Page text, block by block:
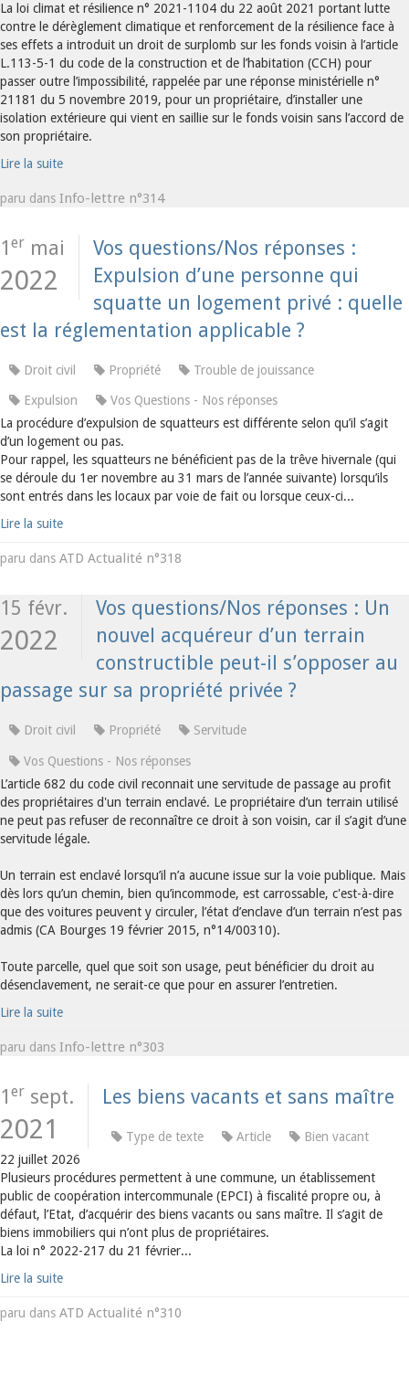
La loi climat et résilience n° 2021-1104 du 22 août 2021 portant lutte
contre le dérèglement climatique et renforcement de la résilience face à
ses effets a introduit un droit de surplomb sur les fonds voisin à l’article
L.113-5-1 du code de la construction et de l’habitation (CCH) pour
passer outre l’impossibilité, rappelée par une réponse ministérielle n°
21181 du 5 novembre 2019, pour un propriétaire, d’installer une
isolation extérieure qui vient en saillie sur le fonds voisin sans l’accord de
son propriétaire.
Lire la suite
paru dans Info-lettre n°314
1 er mai
2022
Vos questions/Nos réponses :
Expulsion d’une personne qui
squatte un logement privé : quelle
est la réglementation applicable ?
Droit civil Propriété Trouble de jouissance
Expulsion
Vos Questions - Nos réponses
La procédure d’expulsion de squatteurs est différente selon qu’il s’agit
d’un logement ou pas.
Pour rappel, les squatteurs ne bénéficient pas de la trêve hivernale (qui
se déroule du 1er novembre au 31 mars de l’année suivante) lorsqu’ils
sont entrés dans les locaux par voie de fait ou lorsque ceux-ci...
Lire la suite
paru dans ATD Actualité n°318
15 févr.
2022
Vos questions/Nos réponses : Un
nouvel acquéreur d’un terrain
constructible peut-il s’opposer au
passage sur sa propriété privée ?
Droit civil Propriété Servitude
Vos Questions - Nos réponses
L’article 682 du code civil reconnait une servitude de passage au profit
des propriétaires d'un terrain enclavé. Le propriétaire d’un terrain utilisé
ne peut pas refuser de reconnaître ce droit à son voisin, car il s’agit d’une
servitude légale.
Un terrain est enclavé lorsqu’il n’a aucune issue sur la voie publique. Mais
dès lors qu’un chemin, bien qu’incommode, est carrossable, c'est-à-dire
que des voitures peuvent y circuler, l’état d’enclave d’un terrain n’est pas
admis (CA Bourges 19 février 2015, n°14/00310).
Toute parcelle, quel que soit son usage, peut bénéficier du droit au
désenclavement, ne serait-ce que pour en assurer l’entretien.
Lire la suite
paru dans Info-lettre n°303
1 er sept.
2021
Les biens vacants et sans maître
Type de texte Article
Bien vacant
22 juillet 2026
Plusieurs procédures permettent à une commune, un établissement
public de coopération intercommunale (EPCI) à fiscalité propre ou, à
défaut, l’Etat, d’acquérir des biens vacants ou sans maître. Il s’agit de
biens immobiliers qui n’ont plus de propriétaires.
La loi n° 2022-217 du 21 février...
Lire la suite
paru dans ATD Actualité n°310